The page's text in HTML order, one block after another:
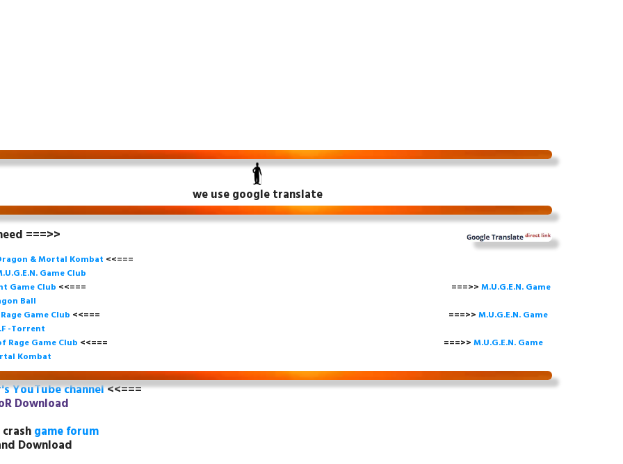
we use google translate
===>>
& Mortal Kombat <<===
Game Club
Game Club <<=== ===>> M.U.G.E.N. Game
Ball
Game Club <<=== ===>> M.U.G.E.N. Game
-Torrent
Rage Game Club <<=== ===>> M.U.G.E.N. Game
Kombat
YouTube channel<<===
Download
game forum
Download